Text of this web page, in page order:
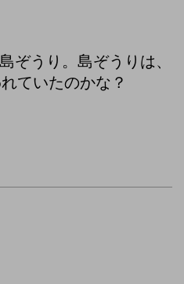
ぞうり。島ぞうりは、
ていたのかな？